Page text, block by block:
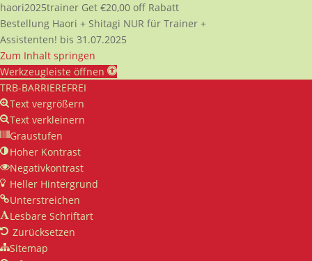
haori2025trainer Get €20,00 off Rabatt
Bestellung Haori + Shitagi NUR für Trainer +
Assistenten! bis 31.07.2025
Zum Inhalt springen
Werkzeugleiste öffnen
TRB-BARRIEREFREI
Text vergrößern
Text verkleinern
Graustufen
Hoher Kontrast
Negativkontrast
Heller Hintergrund
Unterstreichen
Lesbare Schriftart
Zurücksetzen
Sitemap